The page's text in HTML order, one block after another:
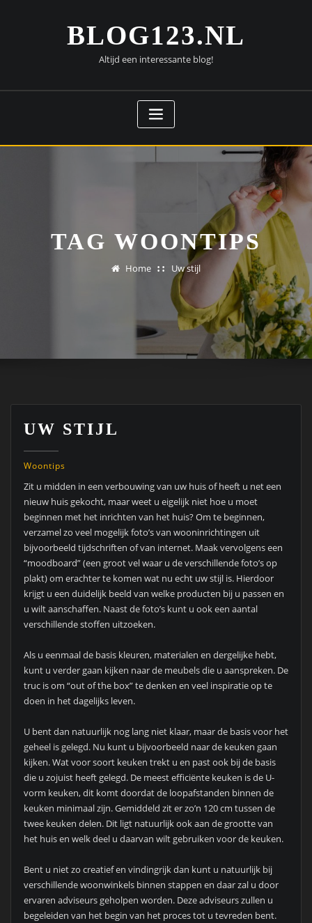
BLOG123.NL
Altijd een interessante blog!
TAG WOONTIPS
Home Uw stijl
UW STIJL
Woontips
Zit u midden in een verbouwing van uw huis of heeft u net een
nieuw huis gekocht, maar weet u eigelijk niet hoe u moet
beginnen met het inrichten van het huis? Om te beginnen,
verzamel zo veel mogelijk foto’s van wooninrichtingen uit
bijvoorbeeld tijdschriften of van internet. Maak vervolgens een
“moodboard” (een groot vel waar u de verschillende foto’s op
plakt) om erachter te komen wat nu echt uw stijl is. Hierdoor
krijgt u een duidelijk beeld van welke producten bij u passen en
u wilt aanschaffen. Naast de foto’s kunt u ook een aantal
verschillende stoffen uitzoeken.
Als u eenmaal de basis kleuren, materialen en dergelijke hebt,
kunt u verder gaan kijken naar de meubels die u aanspreken. De
truc is om “out of the box” te denken en veel inspiratie op te
doen in het dagelijks leven.
U bent dan natuurlijk nog lang niet klaar, maar de basis voor het
geheel is gelegd. Nu kunt u bijvoorbeeld naar de keuken gaan
kijken. Wat voor soort keuken trekt u en past ook bij de basis
die u zojuist heeft gelegd. De meest efficiënte keuken is de U-
vorm keuken, dit komt doordat de loopafstanden binnen de
keuken minimaal zijn. Gemiddeld zit er zo’n 120 cm tussen de
twee keuken delen. Dit ligt natuurlijk ook aan de grootte van
het huis en welk deel u daarvan wilt gebruiken voor de keuken.
Bent u niet zo creatief en vindingrijk dan kunt u natuurlijk bij
verschillende woonwinkels binnen stappen en daar zal u door
ervaren adviseurs geholpen worden. Deze adviseurs zullen u
begeleiden van het begin van het proces tot u tevreden bent.